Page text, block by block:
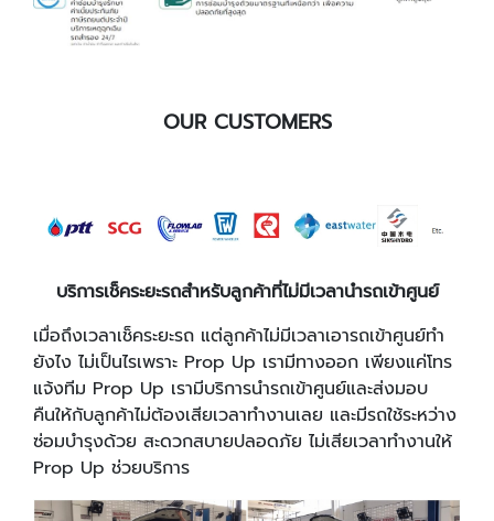
OUR CUSTOMERS
บริการเช็คระยะรถสำหรับลูกค้าที่ไม่มีเวลานำรถเข้าศูนย์
เมื่อถึงเวลาเช็คระยะรถ แต่ลูกค้าไม่มีเวลาเอารถเข้าศูนย์ทำ
ยังไง ไม่เป็นไรเพราะ Prop Up เรามีทางออก เพียงแค่โทร
แจ้งทีม Prop Up เรามีบริการนำรถเข้าศูนย์และส่งมอบ
คืนให้กับลูกค้าไม่ต้องเสียเวลาทำงานเลย และมีรถใช้ระหว่าง
ซ่อมบำรุงด้วย สะดวกสบายปลอดภัย ไม่เสียเวลาทำงานให้
Prop Up ช่วยบริการ